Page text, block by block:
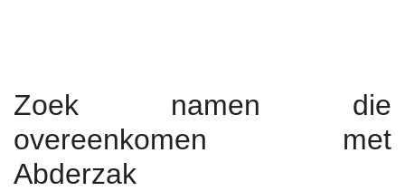
Zoek namen die
overeenkomen met
Abderzak